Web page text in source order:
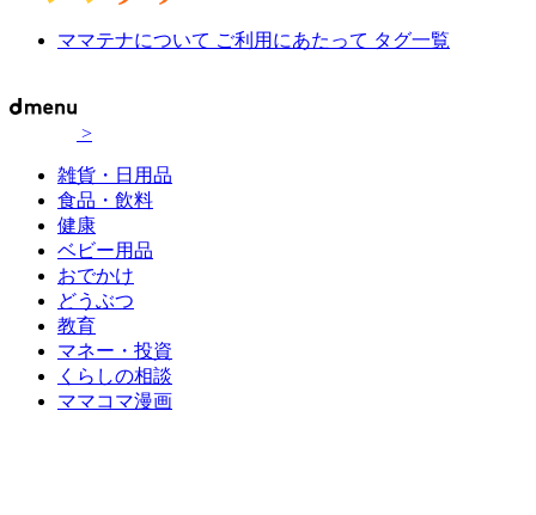
ママテナについて ご利用にあたって タグ一覧
>
雑貨・日用品
食品・飲料
健康
ベビー用品
おでかけ
どうぶつ
教育
マネー・投資
くらしの相談
ママコマ漫画